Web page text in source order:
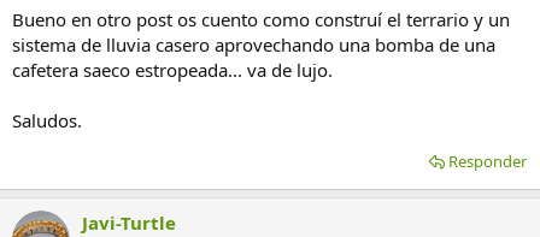
Bueno en otro post os cuento como construí el terrario y un
sistema de lluvia casero aprovechando una bomba de una
cafetera saeco estropeada... va de lujo.
Saludos.
Responder
Javi-Turtle